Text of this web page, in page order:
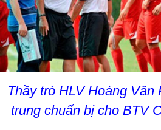
Thầy trò HLV Hoàng Văn
trung chuẩn bị cho BTV